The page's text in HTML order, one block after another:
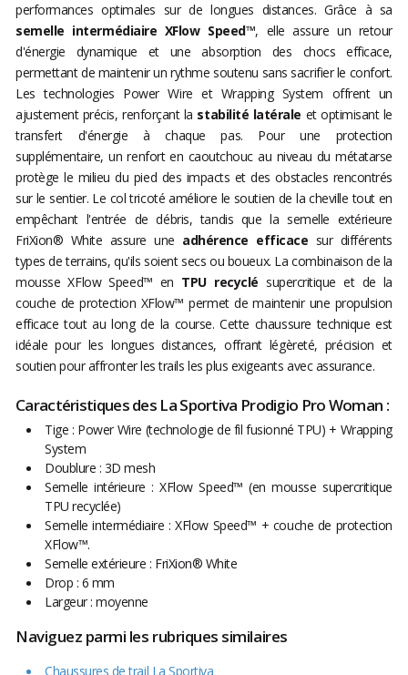
performances optimales sur de longues distances. Grâce à sa
semelle intermédiaire XFlow Speed™, elle assure un retour
d'énergie dynamique et une absorption des chocs efficace,
permettant de maintenir un rythme soutenu sans sacrifier le confort.
Les technologies Power Wire et Wrapping System offrent un
ajustement précis, renforçant la stabilité latérale et optimisant le
transfert d'énergie à chaque pas. Pour une protection
supplémentaire, un renfort en caoutchouc au niveau du métatarse
protège le milieu du pied des impacts et des obstacles rencontrés
sur le sentier. Le col tricoté améliore le soutien de la cheville tout en
empêchant l'entrée de débris, tandis que la semelle extérieure
FriXion® White assure une adhérence efficace sur différents
types de terrains, qu'ils soient secs ou boueux. La combinaison de la
mousse XFlow Speed™ en TPU recyclé supercritique et de la
couche de protection XFlow™ permet de maintenir une propulsion
efficace tout au long de la course. Cette chaussure technique est
idéale pour les longues distances, offrant légèreté, précision et
soutien pour affronter les trails les plus exigeants avec assurance.
Caractéristiques des La Sportiva Prodigio Pro Woman :
Tige : Power Wire (technologie de fil fusionné TPU) + Wrapping
System
Doublure : 3D mesh
Semelle intérieure : XFlow Speed™ (en mousse supercritique
TPU recyclée)
Semelle intermédiaire : XFlow Speed™ + couche de protection
XFlow™.
Semelle extérieure : FriXion® White
Drop : 6 mm
Largeur : moyenne
Naviguez parmi les rubriques similaires
Chaussures de trail La Sportiva